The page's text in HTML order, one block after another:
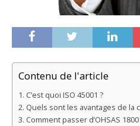
Contenu de l'article
C’est quoi ISO 45001 ?
Quels sont les avantages de la
Comment passer d’OHSAS